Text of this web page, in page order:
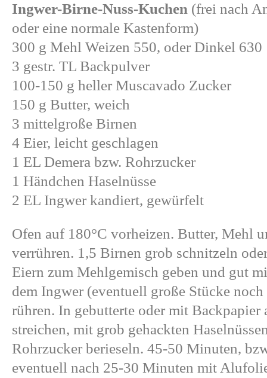
Ingwer-Birne-Nuss-Kuchen (frei nach
oder eine normale Kastenform)
300 g Mehl Weizen 550, oder Dinkel 630
3 gestr. TL Backpulver
100-150 g heller Muscavado Zucker
150 g Butter, weich
3 mittelgroße Birnen
4 Eier, leicht geschlagen
1 EL Demera bzw. Rohrzucker
1 Händchen Haselnüsse
2 EL Ingwer kandiert, gewürfelt
Ofen auf 180°C vorheizen. Butter, Mehl
verrühren. 1,5 Birnen grob schnitzeln
Eiern zum Mehlgemisch geben und gut
dem Ingwer (eventuell große Stücke
rühren. In gebutterte oder mit Backpapier
streichen, mit grob gehackten
Rohrzucker berieseln. 45-50 Minuten,
eventuell nach 25-30 Minuten mit